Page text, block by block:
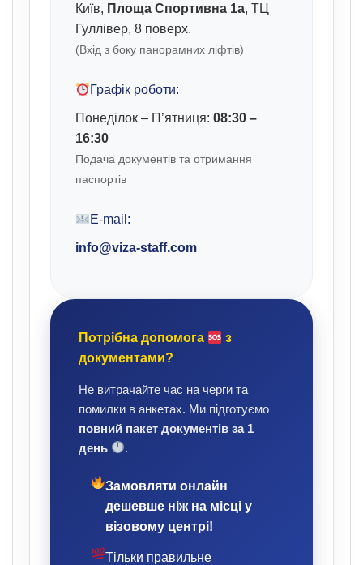
Київ, Площа Спортивна 1а, ТЦ
Гуллівер, 8 поверх.
(Вхід з боку панорамних ліфтів)
Графік роботи:
Понеділок – П’ятниця: 08:30 –
16:30
Подача документів та отримання
паспортів
E-mail:
info@viza-staff.com
Потрібна допомога
з
документами?
Не витрачайте час на черги та
помилки в анкетах. Ми підготуємо
повний пакет документів за 1
день
.
Замовляти онлайн
дешевше ніж на місці у
візовому центрі!
Тільки правильне